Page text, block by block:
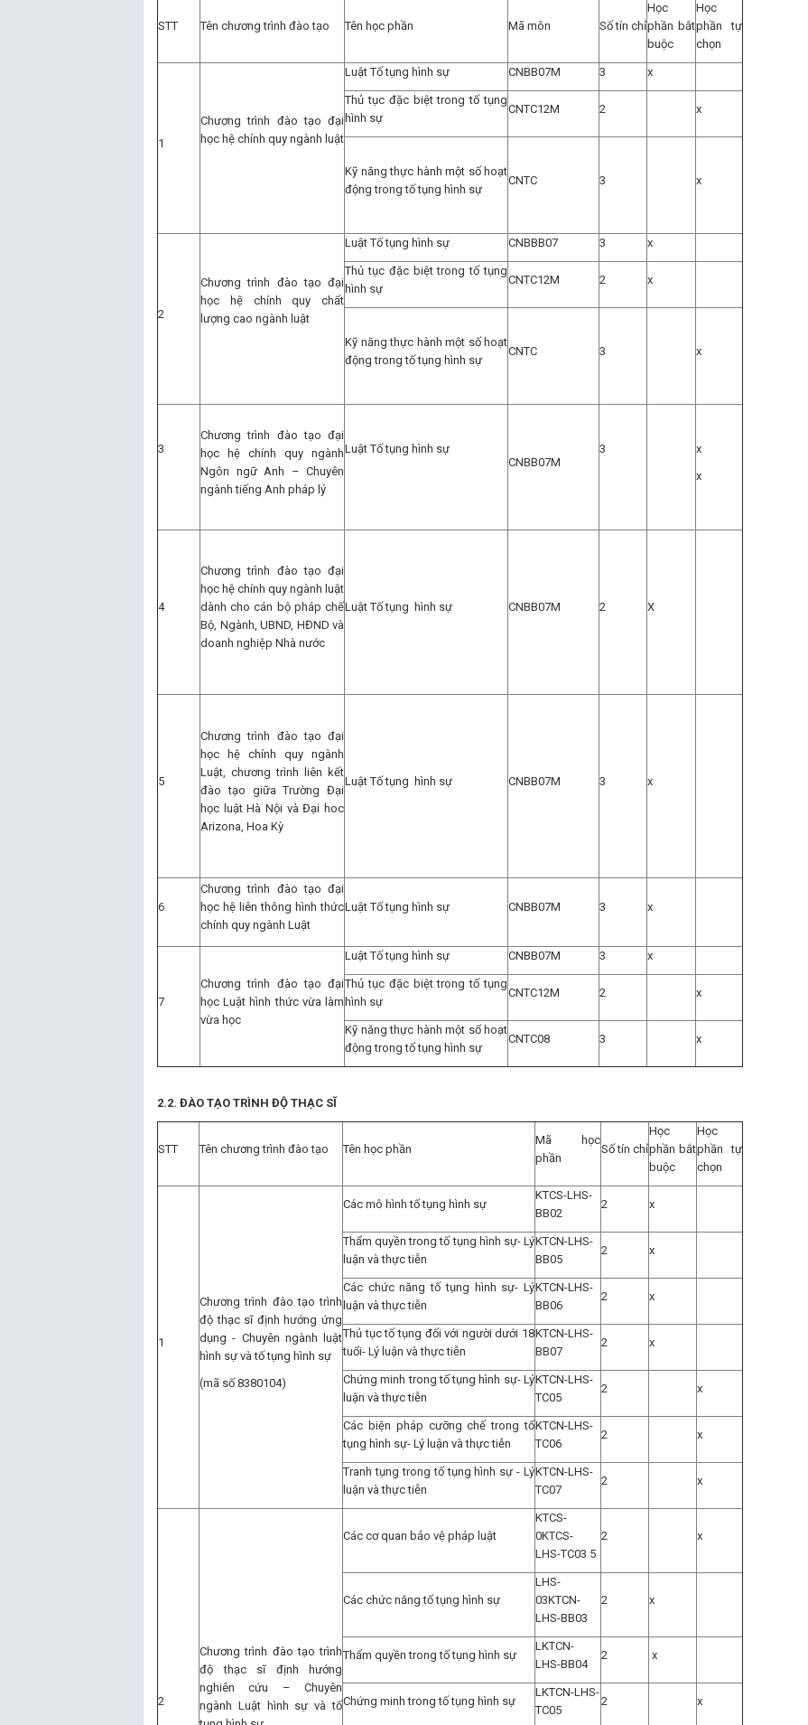
STT Tên chương trình đào tạo Tên học phần Mã môn Số tín chỉ
Học
phần bắt
buộc
Học
phần tự
chọn
1
Chương trình đào tạo đại
học hệ chính quy ngành luật
Luật Tố tụng hình sự CNBB07M 3 x
Thủ tục đặc biệt trong tố tụng
hình sự
CNTC12M 2 x
Kỹ năng thực hành một số hoạt
động trong tố tụng hình sự
CNTC 3 x
2
Chương trình đào tạo đại
học hệ chính quy chất
lượng cao ngành luật
Luật Tố tụng hình sự CNBBB07 3 x
Thủ tục đặc biệt trong tố tụng
hình sự
CNTC12M 2 x
Kỹ năng thực hành một số hoạt
động trong tố tụng hình sự
CNTC 3 x
3
Chương trình đào tạo đại
học hệ chính quy ngành
Ngôn ngữ Anh – Chuyên
ngành tiếng Anh pháp lý
Luật Tố tụng hình sự
CNBB07M
3
x
x
4
Chương trình đào tạo đại
học hệ chính quy ngành luật
dành cho cán bộ pháp chế
Bộ, Ngành, UBND, HĐND và
doanh nghiệp Nhà nước
Luật Tố tụng hình sự CNBB07M 2 X
5
Chương trình đào tạo đại
học hệ chính quy ngành
Luật, chương trình liên kết
đào tạo giữa Trường Đại
học luật Hà Nội và Đại hoc
Arizona, Hoa Kỳ
Luật Tố tụng hình sự CNBB07M 3 x
6
Chương trình đào tạo đại
học hệ liên thông hình thức
chính quy ngành Luật
Luật Tố tụng hình sự CNBB07M 3 x
7
Chương trình đào tạo đại
học Luật hình thức vừa làm
vừa học
Luật Tố tụng hình sự CNBB07M 3 x
Thủ tục đặc biệt trong tố tụng
hình sự
CNTC12M 2 x
Kỹ năng thực hành một số hoạt
động trong tố tụng hình sự
CNTC08 3 x
2.2. ĐÀO TẠO TRÌNH ĐỘ THẠC SĨ
STT Tên chương trình đào tạo Tên học phần
Mã học
phần
Số tín chỉ
Học
phần bắt
buộc
Học
phần tự
chọn
1
Chương trình đào tạo trình
độ thạc sĩ định hướng ứng
dụng - Chuyên ngành luật
hình sự và tố tụng hình sự
(mã số 8380104)
Các mô hình tố tụng hình sự
KTCS-LHS-
BB02
2 x
Thẩm quyền trong tố tụng hình sự- Lý
luận và thực tiễn
KTCN-LHS-
BB05
2 x
Các chức năng tố tụng hình sự- Lý
luận và thực tiễn
KTCN-LHS-
BB06
2 x
Thủ tục tố tụng đối với người dưới 18
tuổi- Lý luận và thực tiễn
KTCN-LHS-
BB07
2 x
Chứng minh trong tố tụng hình sự- Lý
luận và thực tiễn
KTCN-LHS-
TC05
2 x
Các biện pháp cưỡng chế trong tố
tụng hình sự- Lý luận và thực tiễn
KTCN-LHS-
TC06
2 x
Tranh tụng trong tố tụng hình sự - Lý
luận và thực tiễn
KTCN-LHS-
TC07
2 x
2
Chương trình đào tạo trình
độ thạc sĩ định hướng
nghiên cứu – Chuyên
ngành Luật hình sự và tố
Các cơ quan bảo vệ pháp luật
KTCS-
0KTCS-
LHS-TC03 5
2 x
Các chức năng tố tụng hình sự
LHS-
03KTCN-
LHS-BB03
2 x
Thẩm quyền trong tố tụng hình sự
LKTCN-
LHS-BB04
2 x
Chứng minh trong tố tụng hình sự
LKTCN-LHS-
TC05
2 x